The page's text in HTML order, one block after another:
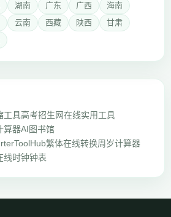
湖南 广东 广西
海南
云南 西藏 陕西
甘肃
工具高考招生网在线实用工具
算器AI图书馆
ToolHub繁体在线转换周岁计算器
线时钟钟表